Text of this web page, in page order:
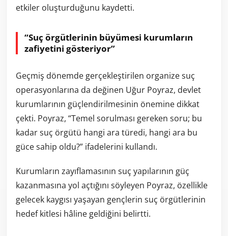
etkiler oluşturduğunu kaydetti.
“Suç örgütlerinin büyümesi kurumların
zafiyetini gösteriyor”
Geçmiş dönemde gerçekleştirilen organize suç
operasyonlarına da değinen Uğur Poyraz, devlet
kurumlarının güçlendirilmesinin önemine dikkat
çekti. Poyraz, “Temel sorulması gereken soru; bu
kadar suç örgütü hangi ara türedi, hangi ara bu
güce sahip oldu?” ifadelerini kullandı.
Kurumların zayıflamasının suç yapılarının güç
kazanmasına yol açtığını söyleyen Poyraz, özellikle
gelecek kaygısı yaşayan gençlerin suç örgütlerinin
hedef kitlesi hâline geldiğini belirtti.